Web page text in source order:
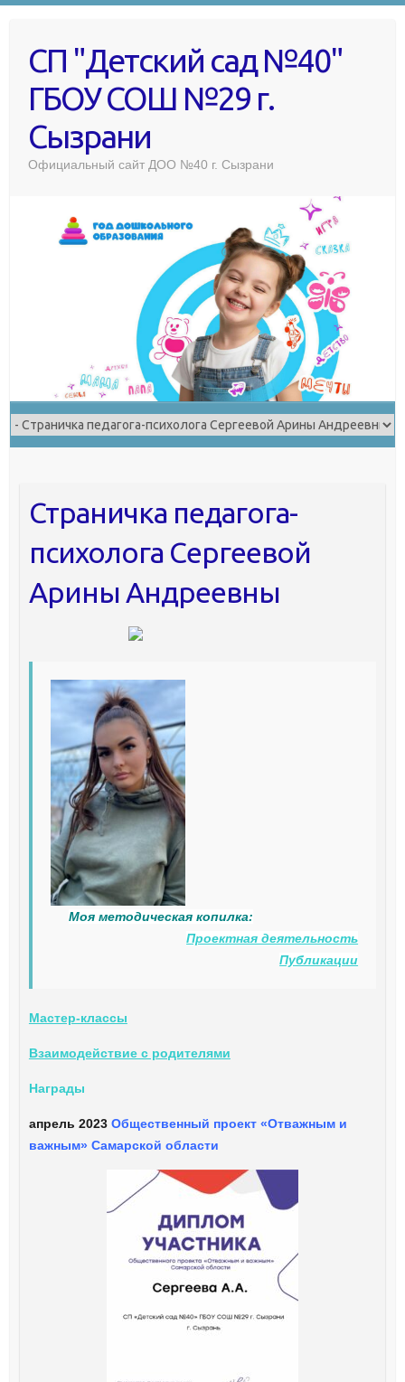
СП "Детский сад №40"
ГБОУ СОШ №29 г.
Сызрани
Официальный сайт ДОО №40 г. Сызрани
Страничка педагога-
психолога Сергеевой
Арины Андреевны
Моя методическая копилка:
Проектная деятельность
Публикации
Мастер-классы
Взаимодействие с родителями
Награды
апрель 2023 Общественный проект «Отважным и
важным» Самарской области